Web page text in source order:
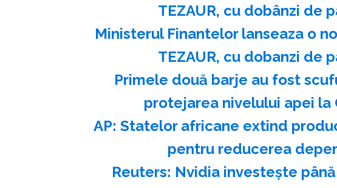
TEZAUR, cu dobânzi de
Ministerul Finantelor lanseaza o
TEZAUR, cu dobanzi de
Primele două barje au fost
protejarea nivelului apei la
AP: Statelor africane extind
pentru reducerea
Reuters: Nvidia investeşte